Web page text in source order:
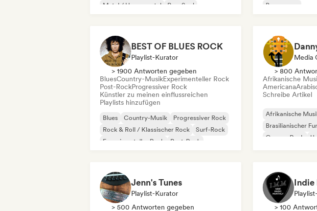
Metal / Heavy metal
Pop-Soul
Bossa nova
BEST OF BLUES ROCK
Playlist-Kurator
> 1900 Antworten gegeben
BluesCountry-MusikExperimenteller Rock
Post-RockProgressiver Rock
Künstler zu meinen einflussreichen
Playlists hinzufügen
Blues Country-Musik
Progressiver Rock
Rock & Roll / Klassischer Rock
Surf-Rock
Experimenteller Rock
Post-Rock
Media
> 800
Afrikanische
Americana
Schreibe Artikel
Afrikanische
Brasilianischer
Garage-Rock
Jenn's Tunes
Playlist-Kurator
> 500 Antworten gegeben
Indie
> 100